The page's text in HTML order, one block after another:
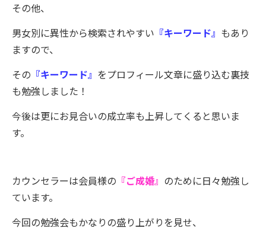
その他、
男女別に異性から検索されやすい 『キーワード』 もあり
ますので、
その 『キーワード』 をプロフィール文章に盛り込む裏技
も勉強しました！
今後は更にお見合いの成立率も上昇してくると思いま
す。
カウンセラーは会員様の 『ご成婚』 のために日々勉強し
ています。
今回の勉強会もかなりの盛り上がりを見せ、